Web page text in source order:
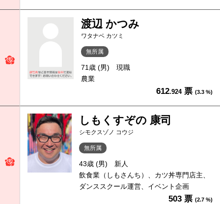
渡辺 かつみ
ワタナベ カツミ
無所属
71歳 (男)
現職
農業
612.924票 (3.3 %)
しもくすぞの 康司
シモクスゾノ コウジ
無所属
43歳 (男)
新人
飲食業（しもさんち）、カツ丼専門店主、
ダンススクール運営、イベント企画
503 票 (2.7 %)